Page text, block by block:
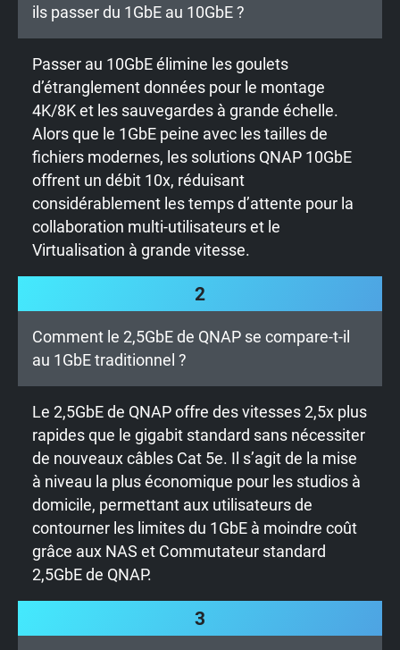
ils passer du 1GbE au 10GbE ?
Passer au 10GbE élimine les goulets
d’étranglement données pour le montage
4K/8K et les sauvegardes à grande échelle.
Alors que le 1GbE peine avec les tailles de
fichiers modernes, les solutions QNAP 10GbE
offrent un débit 10x, réduisant
considérablement les temps d’attente pour la
collaboration multi-utilisateurs et le
Virtualisation à grande vitesse.
2
Comment le 2,5GbE de QNAP se compare-t-il
au 1GbE traditionnel ?
Le 2,5GbE de QNAP offre des vitesses 2,5x plus
rapides que le gigabit standard sans nécessiter
de nouveaux câbles Cat 5e. Il s’agit de la mise
à niveau la plus économique pour les studios à
domicile, permettant aux utilisateurs de
contourner les limites du 1GbE à moindre coût
grâce aux NAS et Commutateur standard
2,5GbE de QNAP.
3